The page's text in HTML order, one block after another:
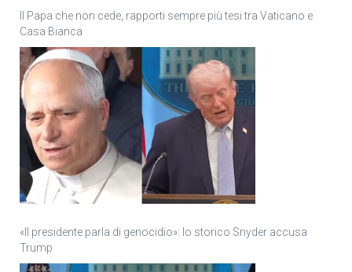
Il Papa che non cede, rapporti sempre più tesi tra Vaticano e
Casa Bianca
«Il presidente parla di genocidio»: lo storico Snyder accusa
Trump